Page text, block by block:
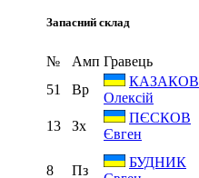
Запасний склад
№ Амп Гравець
51
Вр
КАЗАКОВ
Олексій
13
Зх
ПЄСКОВ
Євген
8 Пз
БУДНИК